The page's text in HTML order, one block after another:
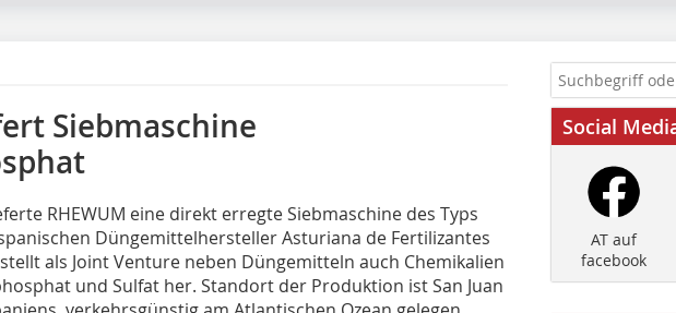
Siebmaschine
RHEWUM eine direkt erregte Siebmaschine des Typs
Düngemittelhersteller Asturiana de Fertilizantes
als Joint Venture neben Düngemitteln auch Chemikalien
und Sulfat her. Standort der Produktion ist San Juan
Social
AT auf
facebook